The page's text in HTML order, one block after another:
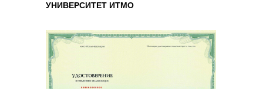
УНИВЕРСИТЕТ ИТМО